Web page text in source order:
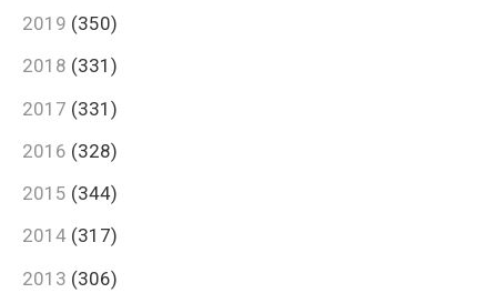
2019 (350)
2018 (331)
2017 (331)
2016 (328)
2015 (344)
2014 (317)
2013 (306)